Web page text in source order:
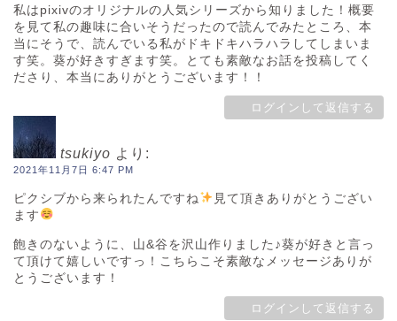
私はpixivのオリジナルの人気シリーズから知りました！概要
を見て私の趣味に合いそうだったので読んでみたところ、本
当にそうで、読んでいる私がドキドキハラハラしてしまいま
す笑。葵が好きすぎます笑。とても素敵なお話を投稿してく
ださり、本当にありがとうございます！！
ログインして返信する
tsukiyo より:
2021年11月7日 6:47 PM
ピクシブから来られたんですね
見て頂きありがとうござい
ます
飽きのないように、山&谷を沢山作りました♪葵が好きと言っ
て頂けて嬉しいですっ！こちらこそ素敵なメッセージありが
とうございます！
ログインして返信する